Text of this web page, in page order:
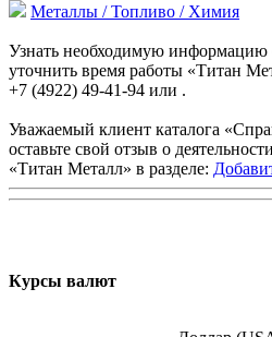
Металлы / Топливо / Химия
Узнать необходимую информацию
уточнить время работы «Титан
+7 (4922) 49-41-94 или .
Уважаемый клиент каталога
оставьте свой отзыв о
«Титан Металл» в разделе:
Курсы валют